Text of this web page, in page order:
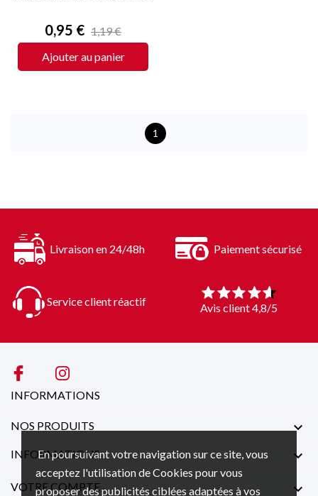
En poursuivant votre navigation sur ce site, vous
acceptez l'utilisation de Cookies pour vous
proposer des publicités ciblées adaptées à vos
Prix
0,95 € 1,19 €
Ajouter au panier
1
Livraison en 24/48h Paiement sécurisé
Service client réactif Avis client 4,8/5
INFORMATIONS
NOS PRODUITS 
INFORMATIONS 
VOTRE COMPTE 